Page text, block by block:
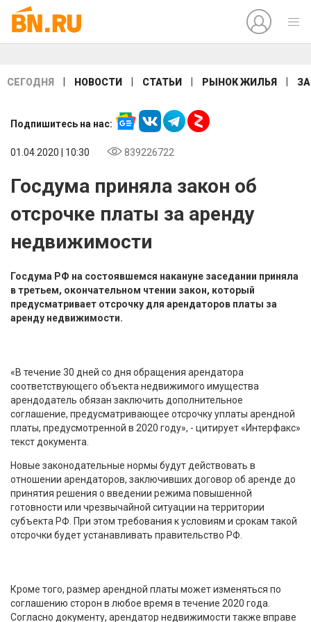
СЕГОДНЯ НОВОСТИ СТАТЬИ РЫНОК ЖИЛЬЯ
Подпишитесь на нас:
01.04.2020 | 10:30 839226722
Госдума приняла закон об
отсрочке платы за аренду
недвижимости
Госдума РФ на состоявшемся накануне заседании приняла
в третьем, окончательном чтении закон, который
предусматривает отсрочку для арендаторов платы за
аренду недвижимости.
«В течение 30 дней со дня обращения арендатора
соответствующего объекта недвижимого имущества
арендодатель обязан заключить дополнительное
соглашение, предусматривающее отсрочку уплаты арендной
платы, предусмотренной в 2020 году», - цитирует «Интерфакс»
текст документа.
Новые законодательные нормы будут действовать в
отношении арендаторов, заключивших договор об аренде до
принятия решения о введении режима повышенной
готовности или чрезвычайной ситуации на территории
субъекта РФ. При этом требования к условиям и срокам такой
отсрочки будет устанавливать правительство РФ.
Кроме того, размер арендной платы может изменяться по
соглашению сторон в любое время в течение 2020 года.
Согласно документу, арендатор недвижимости также вправе